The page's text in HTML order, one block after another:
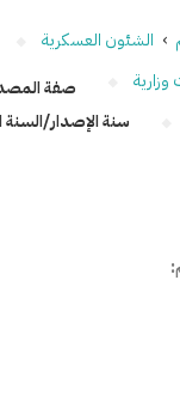
› الشئون العسكرية
وزارية
سنة الإصدار/السنة
صفة